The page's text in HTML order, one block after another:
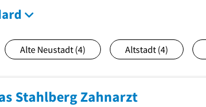
Alte Neustadt (4) Altstadt (4)
Stahlberg Zahnarzt